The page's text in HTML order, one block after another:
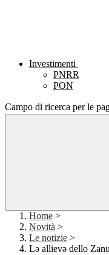
Investimenti
PNRR
PON
Campo di ricerca per le
Home >
Novità >
Le notizie >
Lə allievə dello